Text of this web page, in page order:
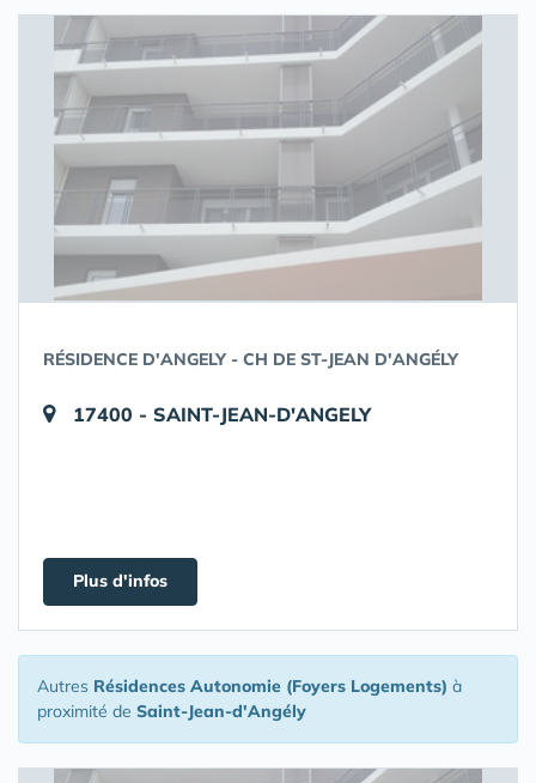
RÉSIDENCE D'ANGELY - CH DE ST-JEAN D'ANGÉLY
17400 - SAINT-JEAN-D'ANGELY
Plus d'infos
Autres Résidences Autonomie (Foyers Logements) à
proximité de Saint-Jean-d'Angély